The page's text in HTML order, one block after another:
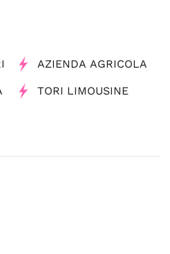
AZIENDA AGRICOLA
TORI LIMOUSINE